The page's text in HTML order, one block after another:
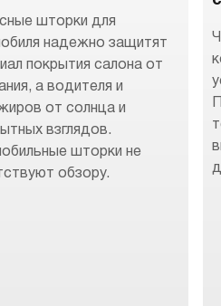
шторки для
надежно защитят
покрытия салона от
а водителя и
от солнца и
взглядов.
шторки не
обзору.